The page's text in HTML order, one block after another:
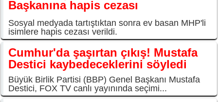
Başkanına hapis cezası
Sosyal medyada tartıştıktan sonra ev basan MHP'li
isimlere hapis cezası verildi.
Cumhur'da şaşırtan çıkış! Mustafa
Destici kaybedeceklerini söyledi
Büyük Birlik Partisi (BBP) Genel Başkanı Mustafa
Destici, FOX TV canlı yayınında seçimi...